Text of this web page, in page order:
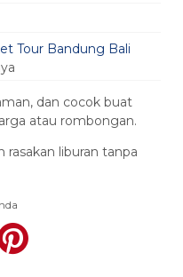
Tour Bandung Bali
dan cocok buat
atau rombongan.
rasakan liburan tanpa